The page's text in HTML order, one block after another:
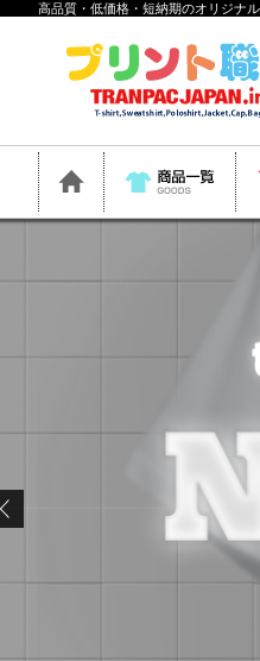
高品質・低価格・短納期のオリジナ